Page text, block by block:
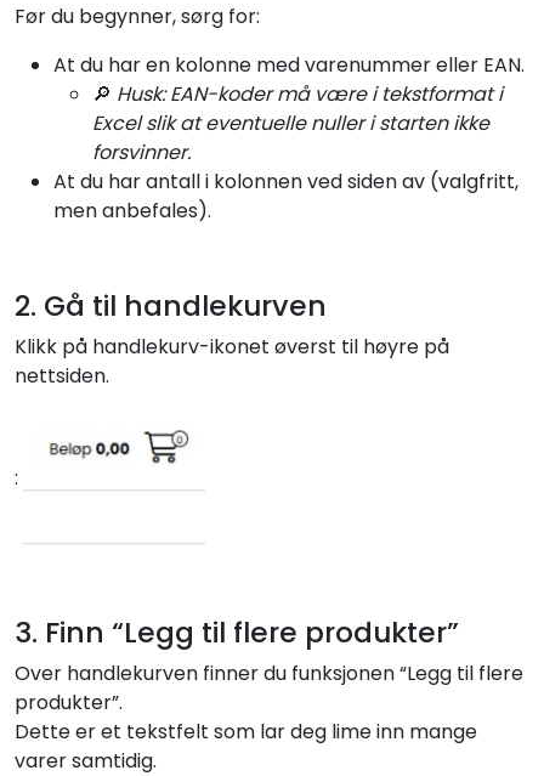
Før du begynner, sørg for:
At du har en kolonne med varenummer eller EAN.
🔎 Husk: EAN-koder må være i tekstformat i
Excel slik at eventuelle nuller i starten ikke
forsvinner.
At du har antall i kolonnen ved siden av (valgfritt,
men anbefales).
2. Gå til handlekurven
Klikk på handlekurv-ikonet øverst til høyre på
nettsiden.
:
3. Finn “Legg til flere produkter”
Over handlekurven finner du funksjonen “Legg til flere
produkter”.
Dette er et tekstfelt som lar deg lime inn mange
varer samtidig.